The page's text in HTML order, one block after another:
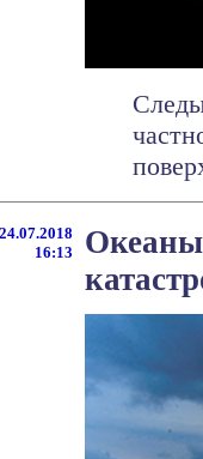
24.07.2018
16:13
Океаны